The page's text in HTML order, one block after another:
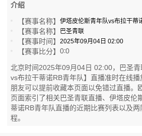
介绍
【赛事名称】伊塔皮伦斯青年队vs布拉干蒂
【赛事名称】 巴圣青联
【赛事时间】2025年09月04日 02:00
【赛事比分】0:0
北京时间2025年09月04日 02:00，巴圣
vs布拉干蒂诺RB青年队】直播准时在线
朋友可以提前收藏本页面以免错过直播。
页面索引了相关巴圣青联直播、伊塔皮伦
蒂诺RB青年队直播的近期比赛列表以及
程。